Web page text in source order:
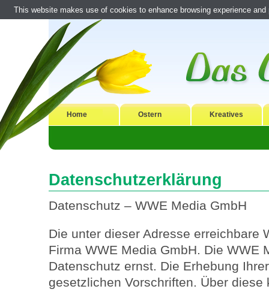
Home Ostern Kreatives
Datenschutzerklärung
Datenschutz – WWE Media GmbH
Die unter dieser Adresse erreichbare
Firma WWE Media GmbH. Die WWE
Datenschutz ernst. Die Erhebung
gesetzlichen Vorschriften. Über diese
This website makes use of cookies to enhance browsing experience